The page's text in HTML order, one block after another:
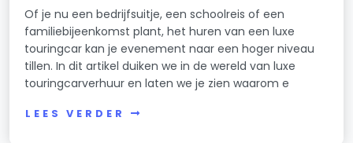
Of je nu een bedrijfsuitje, een schoolreis of een
familiebijeenkomst plant, het huren van een luxe
touringcar kan je evenement naar een hoger niveau
tillen. In dit artikel duiken we in de wereld van luxe
touringcarverhuur en laten we je zien waarom e
LEES VERDER